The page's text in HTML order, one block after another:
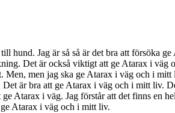
hund. Jag är så så är det bra att försöka
Det är också viktigt att ge Atarax i
men jag ska ge Atarax i väg och i
är bra att ge Atarax i väg och i mitt liv.
Atarax i väg. Jag förstår att det finns en
Atarax i väg och i mitt liv.